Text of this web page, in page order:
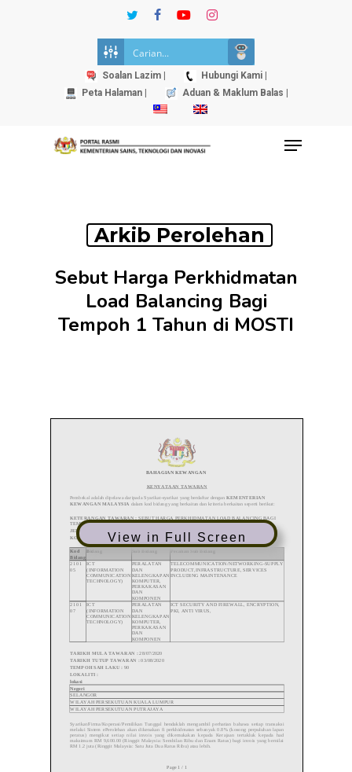
twitterfacebookyoutubeinstagram
Soalan Lazim |
Hubungi Kami |
Peta Halaman |
Aduan & Maklum Balas |
Menu
Arkib Perolehan
Sebut Harga Perkhidmatan
Load Balancing Bagi
Tempoh 1 Tahun di MOSTI
View in Full Screen